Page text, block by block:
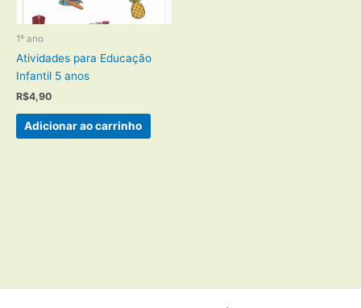
1º ano
Atividades para Educação
Infantil 5 anos
R$4,90
Adicionar ao carrinho